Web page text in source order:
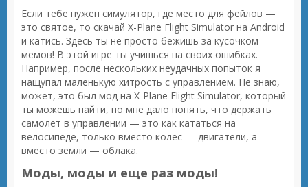
Если тебе нужен симулятор, где место для фейлов —
это святое, то скачай X-Plane Flight Simulator на Android
и катись. Здесь ты не просто бежишь за кусочком
мемов! В этой игре ты учишься на своих ошибках.
Например, после нескольких неудачных попыток я
нащупал маленькую хитрость с управлением. Не знаю,
может, это был мод на X-Plane Flight Simulator, который
ты можешь найти, но мне дало понять, что держать
самолет в управлении — это как кататься на
велосипеде, только вместо колес — двигатели, а
вместо земли — облака.
Моды, моды и еще раз моды!